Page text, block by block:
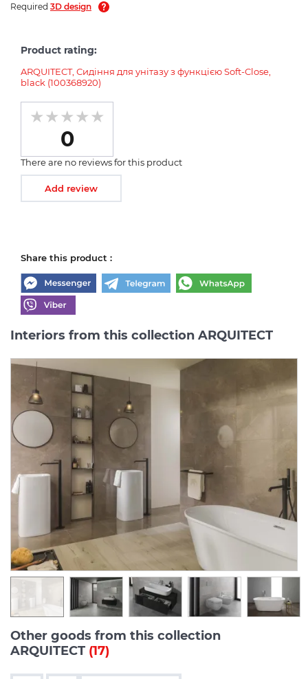
Required 3D design
Product rating:
ARQUITECT, Сидіння для унітазу з функцією Soft-Close,
black (100368920)
0
There are no reviews for this product
Add review
Share this product :
Interiors from this collection ARQUITECT
Other goods from this collection
ARQUITECT (17)